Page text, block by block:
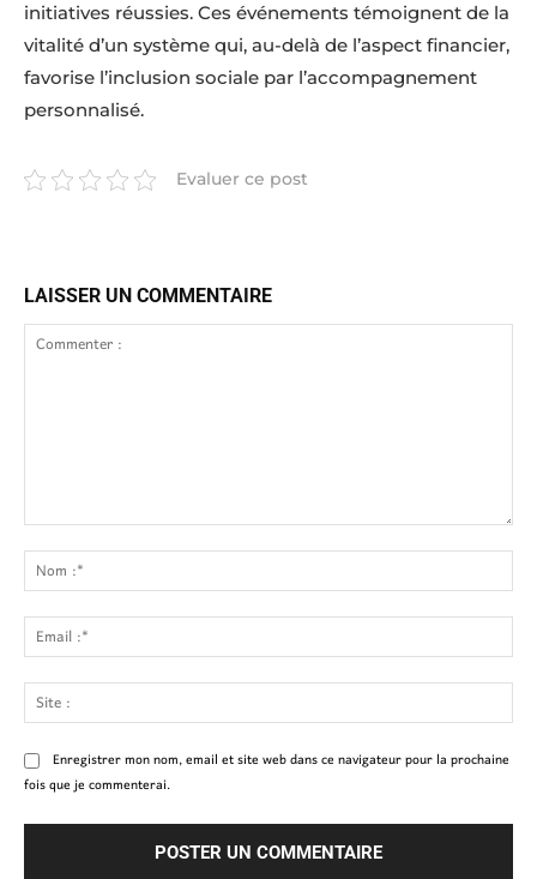
initiatives réussies. Ces événements témoignent de la
vitalité d’un système qui, au-delà de l’aspect financier,
favorise l’inclusion sociale par l’accompagnement
personnalisé.
Evaluer ce post
LAISSER UN COMMENTAIRE
:
:*
:*
:
Enregistrer mon nom, email et site web dans ce navigateur pour la prochaine
fois que je commenterai.